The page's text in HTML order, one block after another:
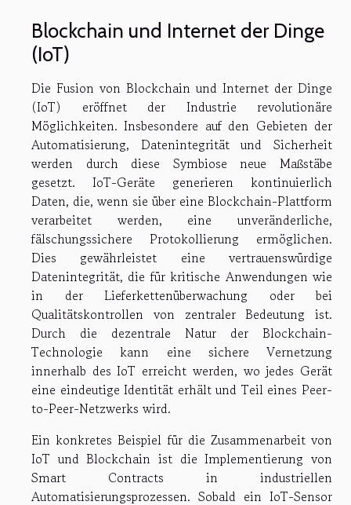
Blockchain und Internet der Dinge
(IoT)
Die Fusion von Blockchain und Internet der Dinge
(IoT) eröffnet der Industrie revolutionäre
Möglichkeiten. Insbesondere auf den Gebieten der
Automatisierung, Datenintegrität und Sicherheit
werden durch diese Symbiose neue Maßstäbe
gesetzt. IoT-Geräte generieren kontinuierlich
Daten, die, wenn sie über eine Blockchain-Plattform
verarbeitet werden, eine unveränderliche,
fälschungssichere Protokollierung ermöglichen.
Dies gewährleistet eine vertrauenswürdige
Datenintegrität, die für kritische Anwendungen wie
in der Lieferkettenüberwachung oder bei
Qualitätskontrollen von zentraler Bedeutung ist.
Durch die dezentrale Natur der Blockchain-
Technologie kann eine sichere Vernetzung
innerhalb des IoT erreicht werden, wo jedes Gerät
eine eindeutige Identität erhält und Teil eines Peer-
to-Peer-Netzwerks wird.
Ein konkretes Beispiel für die Zusammenarbeit von
IoT und Blockchain ist die Implementierung von
Smart Contracts in industriellen
Automatisierungsprozessen. Sobald ein IoT-Sensor